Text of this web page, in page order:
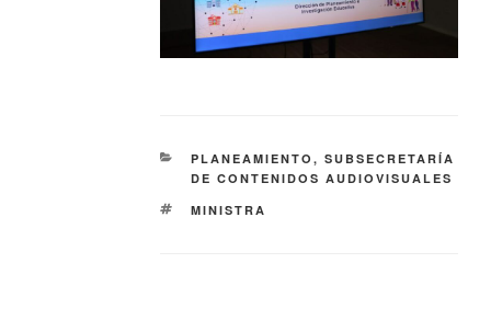
PLANEAMIENTO , SUBSECRETARÍA
DE CONTENIDOS AUDIOVISUALES
MINISTRA